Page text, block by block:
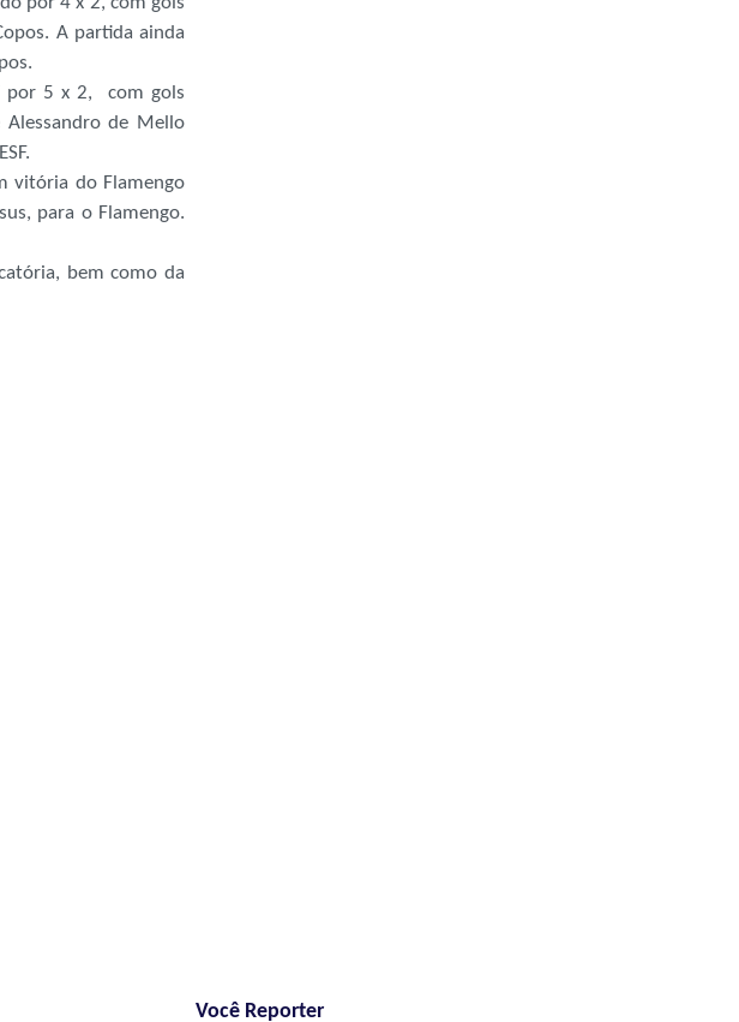
A partida ainda
por 5 x 2, com gols
Alessandro de Mello
vitória do Flamengo
para o Flamengo.
bem como da
Você Reporter